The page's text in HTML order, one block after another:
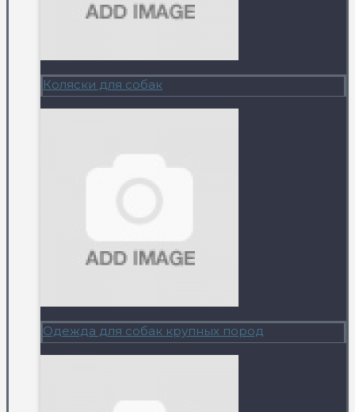
Коляски для собак
Одежда для собак крупных пород